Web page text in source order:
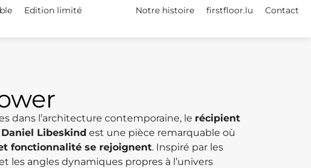
Edition limité Notre histoire firstfloor.lu Contact
dans l’architecture contemporaine, le récipient
Daniel Libeskind est une pièce remarquable où
fonctionnalité se rejoignent. Inspiré par les
les angles dynamiques propres à l’univers